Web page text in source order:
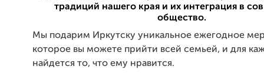
традиций нашего края и их интеграция в
общество.
Мы подарим Иркутску уникальное ежегодное
которое вы можете прийти всей семьей, и для
найдется то, что ему нравится.